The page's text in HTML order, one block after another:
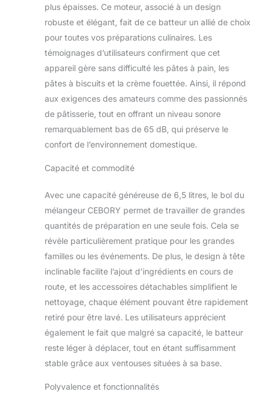
puissant allié pour
tous vos efforts
culinaires, tels que
les biscuits, les
pâtisseries, les
muffins et les
gaufres. Puissant et
d'un moteur de 660
W CC, ce
mélangeur de pâte
même les pâtes les
plus dures et de
d'ingrédients avec
facilité,
économisant du
temps et de
améliorant votre
expérience de
cuisine. Facile à
nettoyer et sans
tracas : le mixeur
conçu pour un
effort, avec des
plus épaisses. Ce moteur, associé à un design
robuste et élégant, fait de ce batteur un allié de choix
pour toutes vos préparations culinaires. Les
témoignages d’utilisateurs confirment que cet
appareil gère sans difficulté les pâtes à pain, les
pâtes à biscuits et la crème fouettée. Ainsi, il répond
aux exigences des amateurs comme des passionnés
de pâtisserie, tout en offrant un niveau sonore
remarquablement bas de 65 dB, qui préserve le
confort de l’environnement domestique.
Capacité et commodité
Avec une capacité généreuse de 6,5 litres, le bol du
mélangeur CEBORY permet de travailler de grandes
quantités de préparation en une seule fois. Cela se
révèle particulièrement pratique pour les grandes
familles ou les événements. De plus, le design à tête
inclinable facilite l’ajout d’ingrédients en cours de
route, et les accessoires détachables simplifient le
nettoyage, chaque élément pouvant être rapidement
retiré pour être lavé. Les utilisateurs apprécient
également le fait que malgré sa capacité, le batteur
reste léger à déplacer, tout en étant suffisamment
stable grâce aux ventouses situées à sa base.
Polyvalence et fonctionnalités